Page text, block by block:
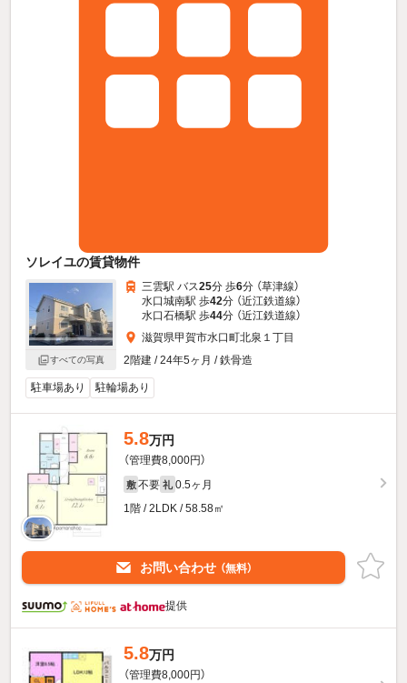
ソレイユの賃貸物件
すべての写真
三雲駅 バス25分 歩6分 （草津線）
水口城南駅 歩42分 （近江鉄道線）
水口石橋駅 歩44分 （近江鉄道線）
滋賀県甲賀市水口町北泉１丁目
2階建 / 24年5ヶ月 / 鉄骨造
駐車場あり 駐輪場あり
5.8万円
（管理費8,000円）
敷 不要 礼 0.5ヶ月
1階 / 2LDK / 58.58㎡
お問い合わせ （無料）
提供
5.8万円
（管理費8,000円）